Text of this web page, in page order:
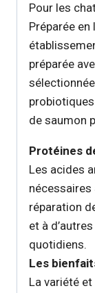
Pour les
Préparée
préparée
de saumon
Protéines
Les acides
nécessaires
réparation
et à
quotidiens.
Les
La variété